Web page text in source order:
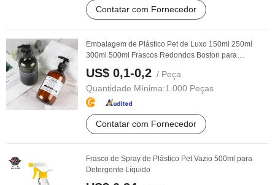
Contatar com Fornecedor
Embalagem de Plástico Pet de Luxo 150ml 250ml
300ml 500ml Frascos Redondos Boston para
Cosméticos e ...
US$ 0,1-0,2 / Peça
Quantidade Mínima:1.000 Peças
Contatar com Fornecedor
Frasco de Spray de Plástico Pet Vazio 500ml para
Detergente Líquido